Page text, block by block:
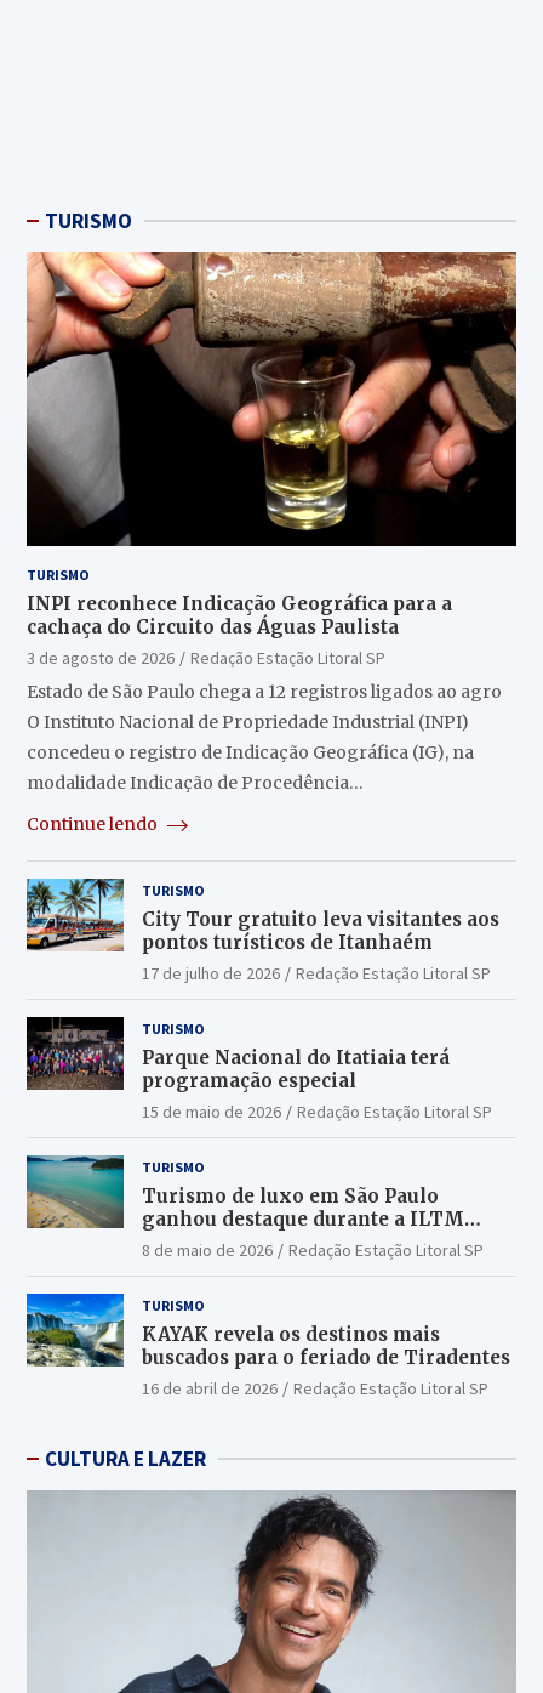
TURISMO
TURISMO
INPI reconhece Indicação Geográfica para a
cachaça do Circuito das Águas Paulista
3 de agosto de 2026
Redação Estação Litoral SP
Estado de São Paulo chega a 12 registros ligados ao agro
O Instituto Nacional de Propriedade Industrial (INPI)
concedeu o registro de Indicação Geográfica (IG), na
modalidade Indicação de Procedência…
Continue lendo
TURISMO
City Tour gratuito leva visitantes aos
pontos turísticos de Itanhaém
17 de julho de 2026 Redação Estação Litoral SP
TURISMO
Parque Nacional do Itatiaia terá
programação especial
15 de maio de 2026 Redação Estação Litoral SP
TURISMO
Turismo de luxo em São Paulo
ganhou destaque durante a ILTM
Latin America 2026
8 de maio de 2026 Redação Estação Litoral SP
TURISMO
KAYAK revela os destinos mais
buscados para o feriado de Tiradentes
16 de abril de 2026 Redação Estação Litoral SP
CULTURA E LAZER